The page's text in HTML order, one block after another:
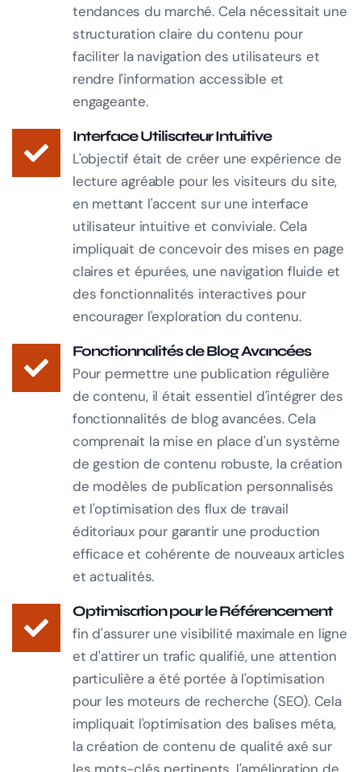
tendances du marché. Cela nécessitait une
structuration claire du contenu pour
faciliter la navigation des utilisateurs et
rendre l'information accessible et
engageante.
Interface Utilisateur Intuitive
L'objectif était de créer une expérience de
lecture agréable pour les visiteurs du site,
en mettant l'accent sur une interface
utilisateur intuitive et conviviale. Cela
impliquait de concevoir des mises en page
claires et épurées, une navigation fluide et
des fonctionnalités interactives pour
encourager l'exploration du contenu.
Fonctionnalités de Blog Avancées
Pour permettre une publication régulière
de contenu, il était essentiel d'intégrer des
fonctionnalités de blog avancées. Cela
comprenait la mise en place d'un système
de gestion de contenu robuste, la création
de modèles de publication personnalisés
et l'optimisation des flux de travail
éditoriaux pour garantir une production
efficace et cohérente de nouveaux articles
et actualités.
Optimisation pour le Référencement
fin d'assurer une visibilité maximale en ligne
et d'attirer un trafic qualifié, une attention
particulière a été portée à l'optimisation
pour les moteurs de recherche (SEO). Cela
impliquait l'optimisation des balises méta,
la création de contenu de qualité axé sur